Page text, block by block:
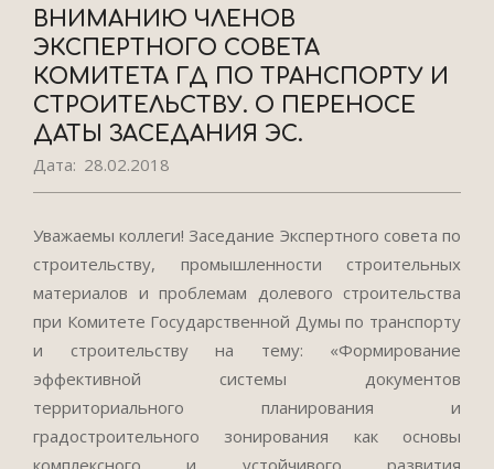
ВНИМАНИЮ ЧЛЕНОВ
ЭКСПЕРТНОГО СОВЕТА
КОМИТЕТА ГД ПО ТРАНСПОРТУ И
СТРОИТЕЛЬСТВУ. О ПЕРЕНОСЕ
ДАТЫ ЗАСЕДАНИЯ ЭС.
Дата: 28.02.2018
Уважаемы коллеги! Заседание Экспертного совета по
строительству, промышленности строительных
материалов и проблемам долевого строительства
при Комитете Государственной Думы по транспорту
и строительству на тему: «Формирование
эффективной системы документов
территориального планирования и
градостроительного зонирования как основы
комплексного и устойчивого развития